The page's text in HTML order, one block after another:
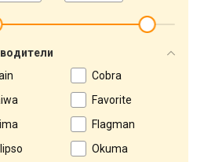
Cobra
Favorite
Flagman
Okuma